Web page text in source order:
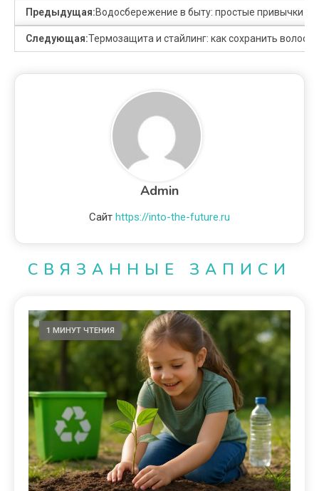
Предыдущая:Водосбережение в быту: простые привычки и
Следующая:Термозащита и стайлинг: как сохранить
Admin
Сайт https://into-the-future.ru
СВЯЗАННЫЕ ЗАПИСИ
1 МИНУТ ЧТЕНИЯ